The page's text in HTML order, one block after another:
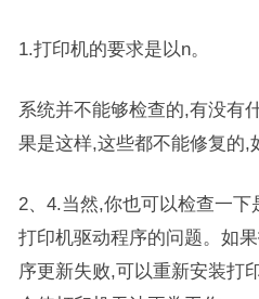
1.打印机的要求是以n。
系统并不能够检查的,有没有
果是这样,这些都不能修复的,
2、4.当然,你也可以检查一
打印机驱动程序的问题。如
序更新失败,可以重新安装打